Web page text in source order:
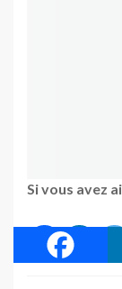
Si vous avez